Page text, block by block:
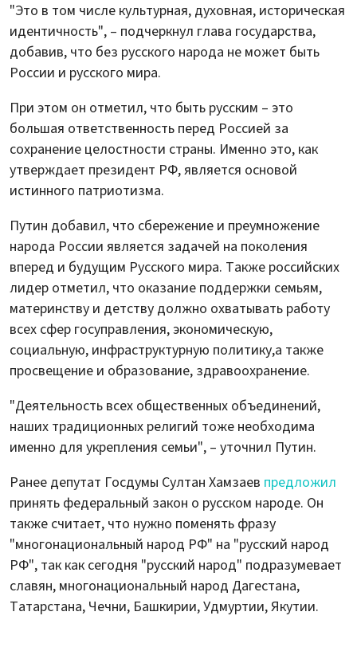
"Это в том числе культурная, духовная, историческая
идентичность", – подчеркнул глава государства,
добавив, что без русского народа не может быть
России и русского мира.
При этом он отметил, что быть русским – это
большая ответственность перед Россией за
сохранение целостности страны. Именно это, как
утверждает президент РФ, является основой
истинного патриотизма.
Путин добавил, что сбережение и преумножение
народа России является задачей на поколения
вперед и будущим Русского мира. Также российских
лидер отметил, что оказание поддержки семьям,
материнству и детству должно охватывать работу
всех сфер госуправления, экономическую,
социальную, инфраструктурную политику,а также
просвещение и образование, здравоохранение.
"Деятельность всех общественных объединений,
наших традиционных религий тоже необходима
именно для укрепления семьи", – уточнил Путин.
Ранее депутат Госдумы Султан Хамзаев предложил
принять федеральный закон о русском народе. Он
также считает, что нужно поменять фразу
"многонациональный народ РФ" на "русский народ
РФ", так как сегодня "русский народ" подразумевает
славян, многонациональный народ Дагестана,
Татарстана, Чечни, Башкирии, Удмуртии, Якутии.